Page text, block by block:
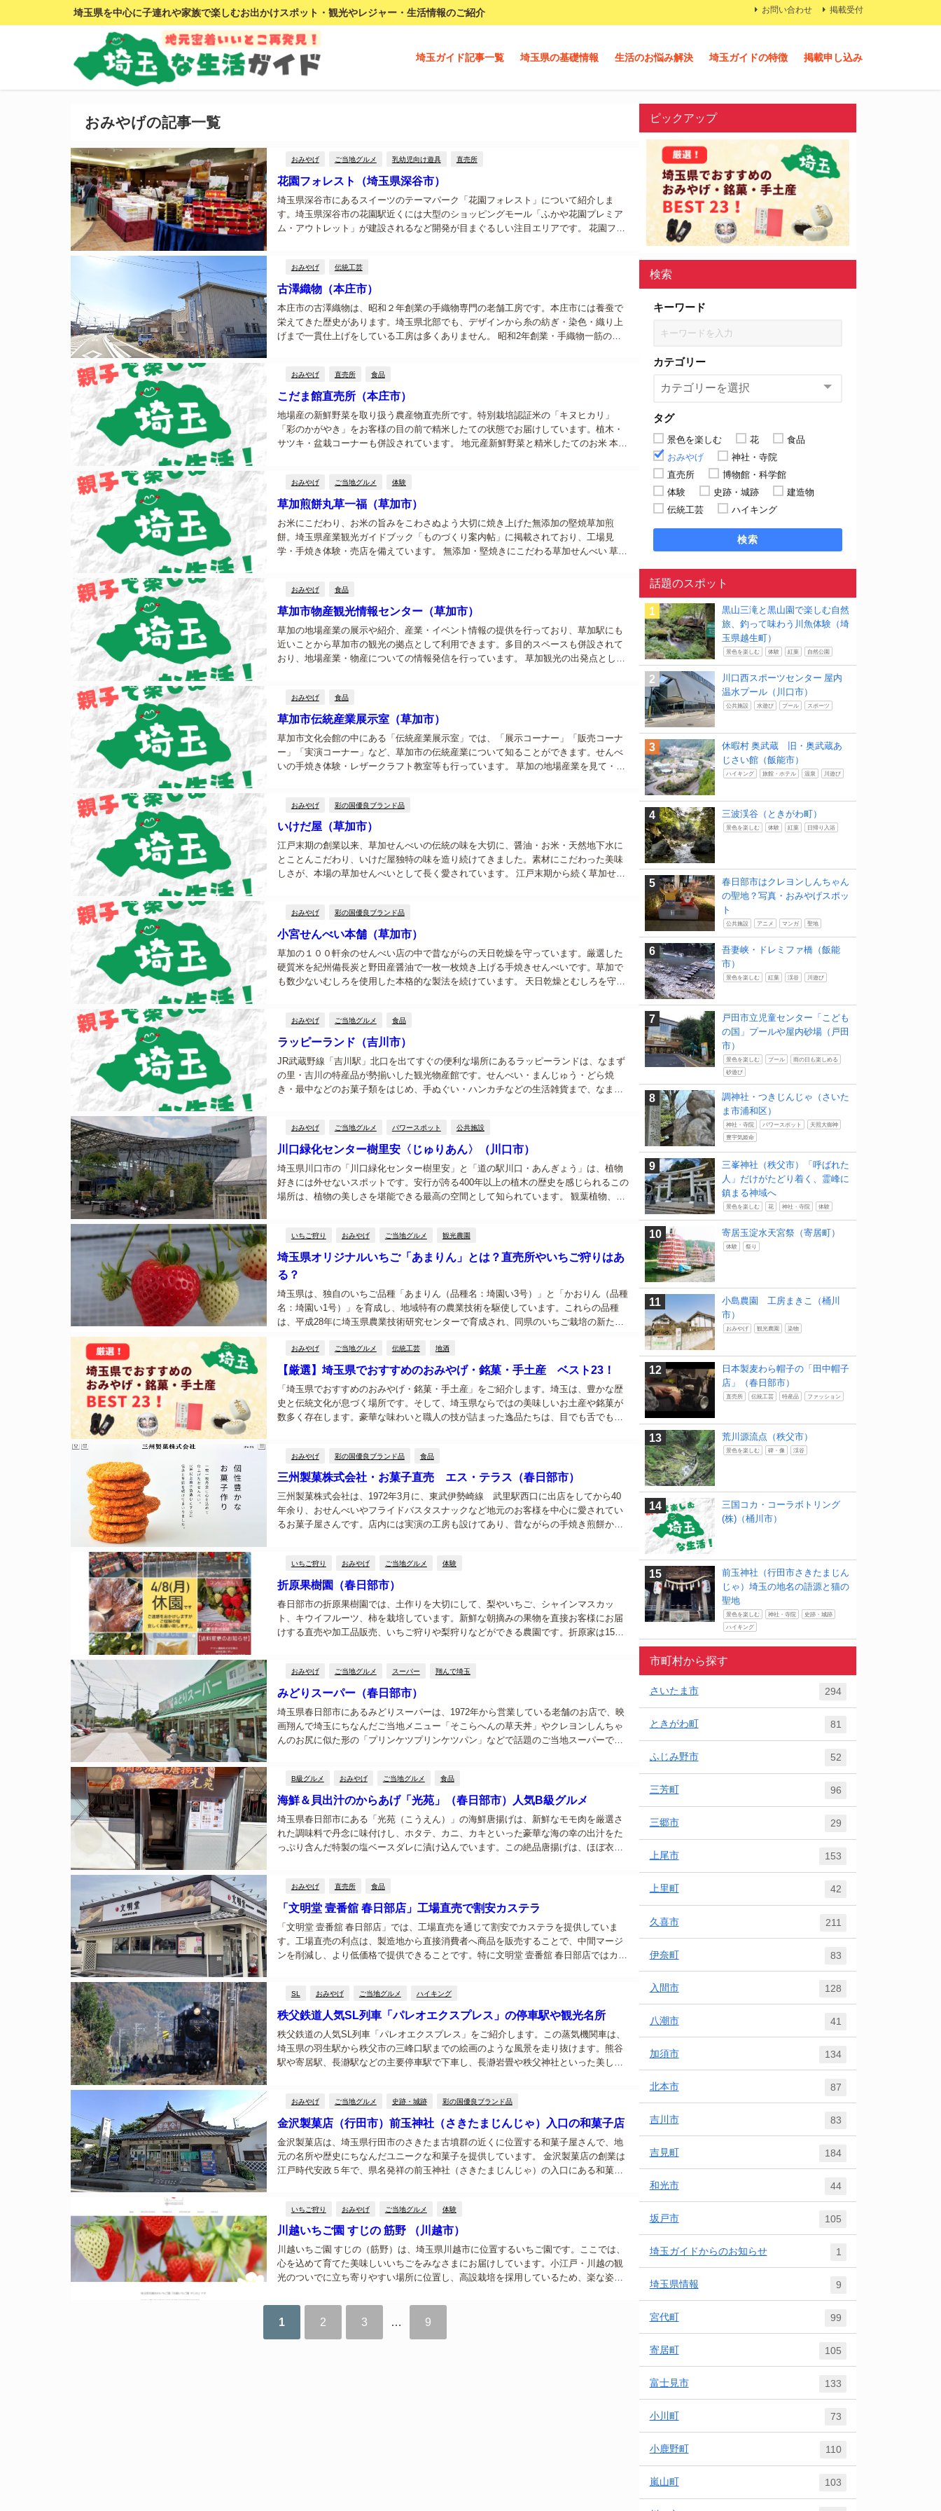
埼玉県を中心に子連れや家族で楽しむお出かけスポット・観光やレジャー・生活情報のご紹介 お問い合わせ 掲載受付
埼玉ガイド記事一覧 埼玉県の基礎情報 生活のお悩み解決 埼玉ガイドの特徴 掲載申し込み
おみやげの記事一覧
おみやげ ご当地グルメ 乳幼児向け遊具 直売所
花園フォレスト（埼玉県深谷市）
埼玉県深谷市にあるスイーツのテーマパーク「花園フォレスト」について紹介しま
す。埼玉県深谷市の花園駅近くには大型のショッピングモール「ふかや花園プレミア
ム・アウトレット」が建設されるなど開発が目まぐるしい注目エリアです。 花園フォ
おみやげ 伝統工芸
古澤織物（本庄市）
本庄市の古澤織物は、昭和２年創業の手織物専門の老舗工房です。本庄市には養蚕で
栄えてきた歴史があります。埼玉県北部でも、デザインから糸の紡ぎ・染色・織り上
げまで一貫仕上げをしている工房は多くありません。 昭和2年創業・手織物一筋の老
おみやげ 直売所 食品
こだま館直売所（本庄市）
地場産の新鮮野菜を取り扱う農産物直売所です。特別栽培認証米の「キヌヒカリ」
「彩のかがやき」をお客様の目の前で精米したての状態でお届けしています。植木・
サツキ・盆栽コーナーも併設されています。 地元産新鮮野菜と精米したてのお米 本庄
おみやげ ご当地グルメ 体験
草加煎餅丸草一福（草加市）
お米にこだわり、お米の旨みをこわさぬよう大切に焼き上げた無添加の堅焼草加煎
餅。埼玉県産業観光ガイドブック「ものづくり案内帖」に掲載されており、工場見
学・手焼き体験・売店を備えています。 無添加・堅焼きにこだわる草加せんべい 草加
おみやげ 食品
草加市物産観光情報センター（草加市）
草加の地場産業の展示や紹介、産業・イベント情報の提供を行っており、草加駅にも
近いことから草加市の観光の拠点として利用できます。多目的スペースも併設されて
おり、地場産業・物産についての情報発信を行っています。 草加観光の出発点として
おみやげ 食品
草加市伝統産業展示室（草加市）
草加市文化会館の中にある「伝統産業展示室」では、「展示コーナー」「販売コーナ
ー」「実演コーナー」など、草加市の伝統産業について知ることができます。せんべ
いの手焼き体験・レザークラフト教室等も行っています。 草加の地場産業を見て・触
おみやげ 彩の国優良ブランド品
いけだ屋（草加市）
江戸末期の創業以来、草加せんべいの伝統の味を大切に、醤油・お米・天然地下水に
とことんこだわり、いけだ屋独特の味を造り続けてきました。素材にこだわった美味
しさが、本場の草加せんべいとして長く愛されています。 江戸末期から続く草加せん
おみやげ 彩の国優良ブランド品
小宮せんべい本舗（草加市）
草加の１００軒余のせんべい店の中で昔ながらの天日乾燥を守っています。厳選した
硬質米を紀州備長炭と野田産醤油で一枚一枚焼き上げる手焼きせんべいです。草加で
も数少ないむしろを使用した本格的な製法を続けています。 天日乾燥とむしろを守り
おみやげ ご当地グルメ 食品
ラッピーランド（吉川市）
JR武蔵野線「吉川駅」北口を出てすぐの便利な場所にあるラッピーランドは、なまず
の里・吉川の特産品が勢揃いした観光物産館です。せんべい・まんじゅう・どら焼
き・最中などのお菓子類をはじめ、手ぬぐい・ハンカチなどの生活雑貨まで、なまず
おみやげ ご当地グルメ パワースポット 公共施設
川口緑化センター樹里安〈じゅりあん〉（川口市）
埼玉県川口市の「川口緑化センター樹里安」と「道の駅川口・あんぎょう」は、植物
好きには外せないスポットです。安行が誇る400年以上の植木の歴史を感じられるこの
場所は、植物の美しさを堪能できる最高の空間として知られています。 観葉植物、庭
いちご狩り おみやげ ご当地グルメ 観光農園
埼玉県オリジナルいちご「あまりん」とは？直売所やいちご狩りはあ
る？
埼玉県は、独自のいちご品種「あまりん（品種名：埼園い3号）」と「かおりん（品種
名：埼園い1号）」を育成し、地域特有の農業技術を駆使しています。これらの品種
は、平成28年に埼玉県農業技術研究センターで育成され、同県のいちご栽培の新たな
「やよいひ...
おみやげ ご当地グルメ 伝統工芸 地酒
【厳選】埼玉県でおすすめのおみやげ・銘菓・手土産 ベスト23！
「埼玉県でおすすめのおみやげ・銘菓・手土産」をご紹介します。埼玉は、豊かな歴
史と伝統文化が息づく場所です。そして、埼玉県ならではの美味しいお土産や銘菓が
数多く存在します。豪華な味わいと職人の技が詰まった逸品たちは、目でも舌でもあ
おみやげ 彩の国優良ブランド品 食品
三州製菓株式会社・お菓子直売 エス・テラス（春日部市）
三州製菓株式会社は、1972年3月に、東武伊勢崎線 武里駅西口に出店をしてから40
年余り、おせんべいやフライドバスタスナックなど地元のお客様を中心に愛されてい
るお菓子屋さんです。店内には実演の工房も設けてあり、昔ながらの手焼き煎餅から
いちご狩り おみやげ ご当地グルメ 体験
折原果樹園（春日部市）
春日部市の折原果樹園では、土作りを大切にして、梨やいちご、シャインマスカッ
ト、キウイフルーツ、柿を栽培しています。新鮮な朝摘みの果物を直接お客様にお届
けする直売や加工品販売、いちご狩りや梨狩りなどができる農園です。折原家は15代
おみやげ ご当地グルメ スーパー 翔んで埼玉
みどりスーパー（春日部市）
埼玉県春日部市にあるみどりスーパーは、1972年から営業している老舗のお店で、映
画翔んで埼玉にちなんだご当地メニュー「そこらへんの草天丼」やクレヨンしんちゃ
んのお尻に似た形の「プリンケツプリンケツパン」などで話題のご当地スーパーで
B級グルメ おみやげ ご当地グルメ 食品
海鮮＆貝出汁のからあげ「光苑」（春日部市）人気B級グルメ
埼玉県春日部市にある「光苑（こうえん）」の海鮮唐揚げは、新鮮なモモ肉を厳選さ
れた調味料で丹念に味付けし、ホタテ、カニ、カキといった豪華な海の幸の出汁をた
っぷり含んだ特製の塩ベースダレに漬け込んでいます。この絶品唐揚げは、ほぼ衣が
おみやげ 直売所 食品
「文明堂 壹番舘 春日部店」工場直売で割安カステラ
「文明堂 壹番舘 春日部店」では、工場直売を通じて割安でカステラを提供していま
す。工場直売の利点は、製造地から直接消費者へ商品を販売することで、中間マージ
ンを削減し、より低価格で提供できることです。特に文明堂 壹番舘 春日部店ではカス
SL おみやげ ご当地グルメ ハイキング
秩父鉄道人気SL列車「パレオエクスプレス」の停車駅や観光名所
秩父鉄道の人気SL列車「パレオエクスプレス」をご紹介します。この蒸気機関車は、
埼玉県の羽生駅から秩父市の三峰口駅までの絵画のような風景を走り抜けます。熊谷
駅や寄居駅、長瀞駅などの主要停車駅で下車し、長瀞岩畳や秩父神社といった美しい
おみやげ ご当地グルメ 史跡・城跡 彩の国優良ブランド品
金沢製菓店（行田市）前玉神社（さきたまじんじゃ）入口の和菓子店
金沢製菓店は、埼玉県行田市のさきたま古墳群の近くに位置する和菓子屋さんで、地
元の名所や歴史にちなんだユニークな和菓子を提供しています。 金沢製菓店の創業は
江戸時代安政５年で、県名発祥の前玉神社（さきたまじんじゃ）の入口にある和菓子
いちご狩り おみやげ ご当地グルメ 体験
川越いちご園 すじの 筋野 （川越市）
川越いちご園 すじの（筋野）は、埼玉県川越市に位置するいちご園です。ここでは、
心を込めて育てた美味しいいちごをみなさまにお届けしています。小江戸・川越の観
光のついでに立ち寄りやすい場所に位置し、高設栽培を採用しているため、楽な姿勢
ご用意しており...
1 2 3 9
ピックアップ
検索
キーワード
カテゴリー
タグ
景色を楽しむ 花
食品
おみやげ
神社・寺院
直売所
博物館・科学館
体験
史跡・城跡
建造物
伝統工芸
ハイキング
検索
話題のスポット
黒山三滝と黒山園で楽しむ自然
旅、釣って味わう川魚体験（埼
玉県越生町）
景色を楽しむ 体験 紅葉 自然公園
川口西スポーツセンター 屋内
温水プール（川口市）
公共施設 水遊び プール スポーツ
休暇村 奥武蔵 旧・奥武蔵あ
じさい館（飯能市）
ハイキング 旅館・ホテル 温泉 川遊び
三波渓谷（ときがわ町）
景色を楽しむ 体験 紅葉 日帰り入浴
春日部市はクレヨンしんちゃん
の聖地？写真・おみやげスポッ
ト
公共施設 アニメ マンガ 聖地
吾妻峡・ドレミファ橋（飯能
市）
景色を楽しむ 紅葉 渓谷 川遊び
戸田市立児童センター「こども
の国」プールや屋内砂場（戸田
市）
景色を楽しむ プール 雨の日も楽しめる
砂遊び
調神社・つきじんじゃ（さいた
ま市浦和区）
神社・寺院 パワースポット 天照大御神
豊宇気姫命
三峯神社（秩父市）「呼ばれた
人」だけがたどり着く、霊峰に
鎮まる神域へ
景色を楽しむ 花 神社・寺院 体験
寄居玉淀水天宮祭（寄居町）
体験 祭り
小島農園 工房まきこ（桶川
市）
おみやげ 観光農園 染物
日本製麦わら帽子の「田中帽子
店」（春日部市）
直売所 伝統工芸 特産品 ファッション
荒川源流点（秩父市）
景色を楽しむ 碑・像 渓谷
三国コカ・コーラボトリング
(株)（桶川市）
前玉神社（行田市さきたまじん
じゃ）埼玉の地名の語源と猫の
聖地
景色を楽しむ 神社・寺院 史跡・城跡
ハイキング
市町村から探す
さいたま市 294
ときがわ町 81
ふじみ野市 52
三芳町 96
三郷市 29
上尾市 153
上里町 42
久喜市 211
伊奈町 83
入間市 128
八潮市 41
加須市 134
北本市 87
吉川市 83
吉見町 184
和光市 44
坂戸市 105
埼玉ガイドからのお知らせ 1
埼玉県情報 9
宮代町 99
寄居町 105
富士見市 133
小川町 73
小鹿野町 110
嵐山町 103